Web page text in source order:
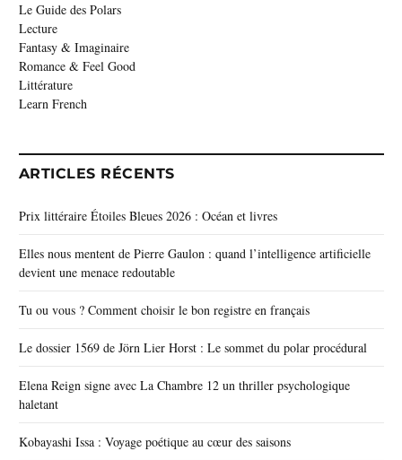
Le Guide des Polars
Lecture
Fantasy & Imaginaire
Romance & Feel Good
Littérature
Learn French
ARTICLES RÉCENTS
Prix littéraire Étoiles Bleues 2026 : Océan et livres
Elles nous mentent de Pierre Gaulon : quand l’intelligence artificielle
devient une menace redoutable
Tu ou vous ? Comment choisir le bon registre en français
Le dossier 1569 de Jörn Lier Horst : Le sommet du polar procédural
Elena Reign signe avec La Chambre 12 un thriller psychologique
haletant
Kobayashi Issa : Voyage poétique au cœur des saisons